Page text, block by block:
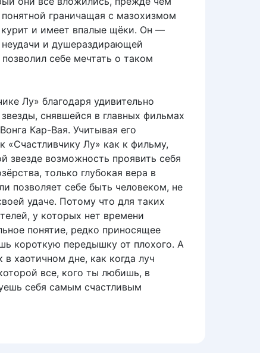
граничащая с мазохизмом
и имеет впалые щёки. Он —
и душераздирающей
себе мечтать о таком
Лу» благодаря удивительно
снявшейся в главных фильмах
Кар-Вая. Учитывая его
«Счастливчику Лу» как к фильму,
звезде возможность проявить себя
только глубокая вера в
позволяет себе быть человеком, не
удаче. Потому что для таких
у которых нет времени
понятие, редко приносящее
короткую передышку от плохого. А
хаотичном дне, как когда луч
все, кого ты любишь, в
себя самым счастливым